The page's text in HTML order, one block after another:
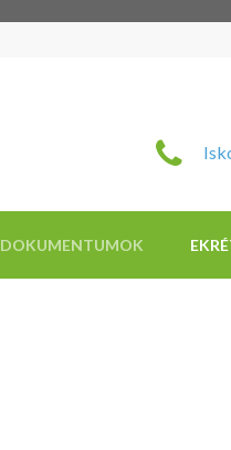
Szent Imre
DOKUMENTUMOK